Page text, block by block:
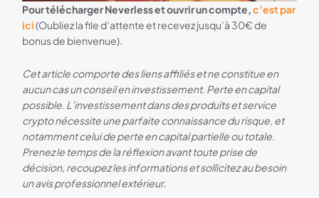
Bannière Neverless
Pour télécharger Neverless et ouvrir un compte,c’est par
ici(Oubliez la file d’attente et recevez jusqu’à 30€ de
bonus de bienvenue).
Cet article comporte des liens affiliés et ne constitue en
aucun cas un conseil en investissement. Perte en capital
possible. L ’investissement dans des produits et service
crypto nécessite une parfaite connaissance du risque, et
notamment celui de perte en capital partielle ou totale.
Prenez le temps de la réflexion avant toute prise de
décision, recoupez les informations et sollicitez au besoin
un avis professionnel extérieur.